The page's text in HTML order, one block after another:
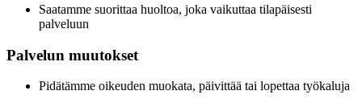
Saatamme suorittaa huoltoa, joka vaikuttaa tilapäisesti
palveluun
Palvelun muutokset
Pidätämme oikeuden muokata, päivittää tai lopettaa työkaluja